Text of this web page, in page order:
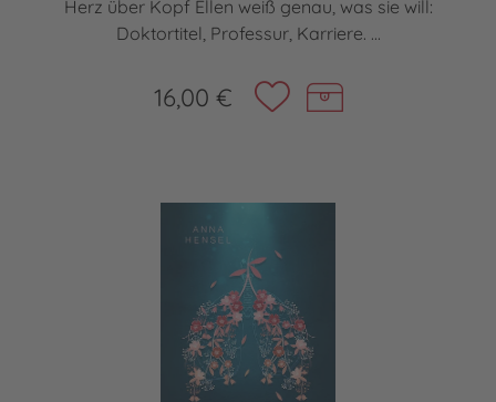
Herz über Kopf Ellen weiß genau, was sie will:
Doktortitel, Professur, Karriere. ...
16,00 €